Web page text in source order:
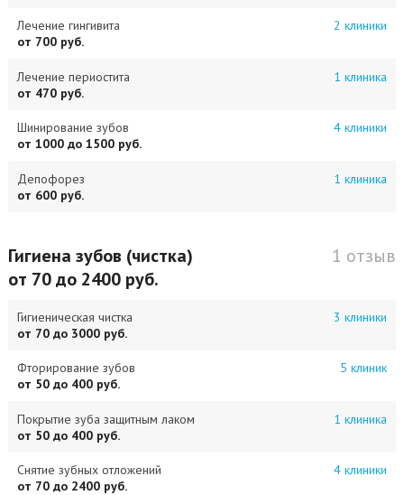
Лечение гингивита
2 клиники
от 700 руб.
Лечение периостита
1 клиника
от 470 руб.
Шинирование зубов
4 клиники
от 1000 до 1500 руб.
Депофорез
1 клиника
от 600 руб.
Гигиена зубов (чистка)
1 отзыв
от 70 до 2400 руб.
Гигиеническая чистка
3 клиники
от 70 до 3000 руб.
Фторирование зубов
5 клиник
от 50 до 400 руб.
Покрытие зуба защитным лаком
1 клиника
от 50 до 400 руб.
Снятие зубных отложений
4 клиники
от 70 до 2400 руб.